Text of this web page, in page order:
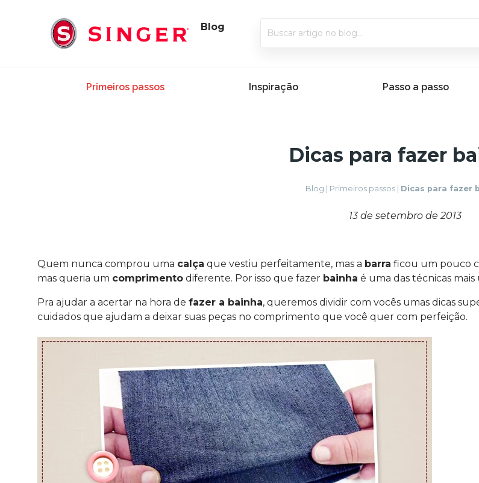
Blog
Primeiros passos Inspiração Passo a passo
Dicas para fazer
Blog | Primeiros passos | Dicas para fazer
13 de setembro de 2013
Quem nunca comprou uma calça que vestiu perfeitamente, mas a barra ficou um pouco
mas queria um comprimento diferente. Por isso que fazer bainha é uma das técnicas
Pra ajudar a acertar na hora de fazer a bainha, queremos dividir com vocês umas dicas
cuidados que ajudam a deixar suas peças no comprimento que você quer com perfeição.